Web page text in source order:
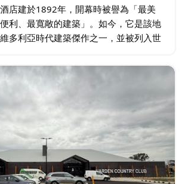
店建於1892年，開幕時被譽為「最美
利、最寬敞的建築」。如今，它是該地
多利亞時代建築傑作之一，並被列入世
的度假勝地…